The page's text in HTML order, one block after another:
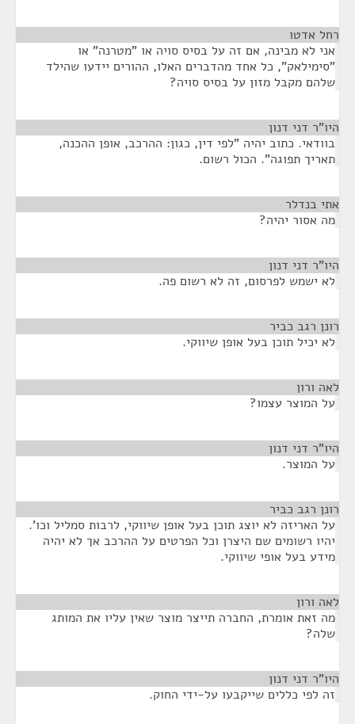
רחל אדטו
אני לא מבינה, אם זה על בסיס סויה או "מטרנה" או
"סימילאק", כל אחד מהדברים האלו, ההורים יידעו שהילד
שלהם מקבל מזון על בסיס סויה?
היו"ר דני דנון
בוודאי. כתוב יהיה "לפי דין, כגון: ההרכב, אופן ההכנה,
תאריך תפוגה". הכול רשום.
אתי בנדלר
מה אסור יהיה?
היו"ר דני דנון
לא ישמש לפרסום, זה לא רשום פה.
רונן רגב כביר
לא יכיל תוכן בעל אופן שיווקי.
לאה ורון
על המוצר עצמו?
היו"ר דני דנון
על המוצר.
רונן רגב כביר
על האריזה לא יוצג תוכן בעל אופן שיווקי, לרבות סמליל וכו'.
יהיו רשומים שם היצרן וכל הפרטים על ההרכב אך לא יהיה
מידע בעל אופי שיווקי.
לאה ורון
מה זאת אומרת, החברה תייצר מוצר שאין עליו את המותג
שלה?
היו"ר דני דנון
זה לפי כללים שייקבעו על-ידי החוק.